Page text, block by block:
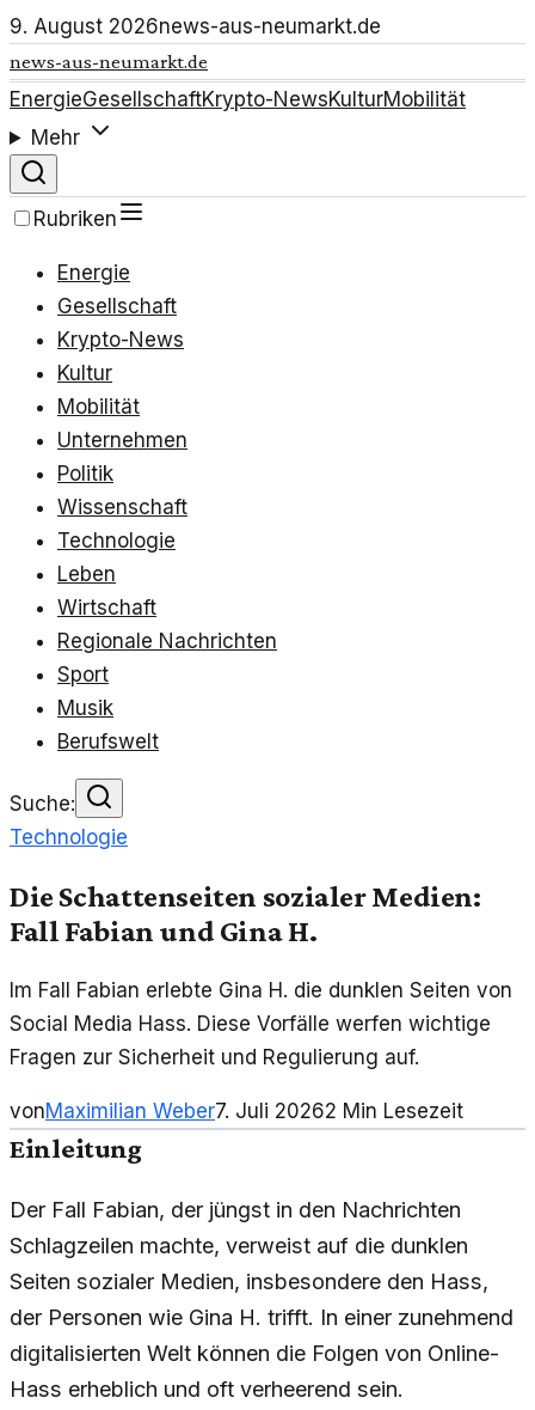
9. August 2026news-aus-neumarkt.de
news-aus-neumarkt.de
EnergieGesellschaftKrypto-NewsKulturMobilität
Mehr
Rubriken
Energie
Gesellschaft
Krypto-News
Kultur
Mobilität
Unternehmen
Politik
Wissenschaft
Technologie
Leben
Wirtschaft
Regionale Nachrichten
Sport
Musik
Berufswelt
Suche:
Technologie
Die Schattenseiten sozialer Medien:
Fall Fabian und Gina H.
Im Fall Fabian erlebte Gina H. die dunklen Seiten von
Social Media Hass. Diese Vorfälle werfen wichtige
Fragen zur Sicherheit und Regulierung auf.
vonMaximilian Weber7. Juli 20262 Min Lesezeit
Einleitung
Der Fall Fabian, der jüngst in den Nachrichten
Schlagzeilen machte, verweist auf die dunklen
Seiten sozialer Medien, insbesondere den Hass,
der Personen wie Gina H. trifft. In einer zunehmend
digitalisierten Welt können die Folgen von Online-
Hass erheblich und oft verheerend sein.